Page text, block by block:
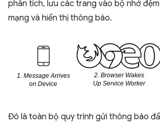
phân tích, lưu các trang vào bộ nhớ
mạng và hiển thị thông báo.
Đó là toàn bộ quy trình gửi thông báo